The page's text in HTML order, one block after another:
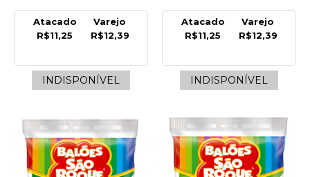
Balao Liso 7.0 Prata C/50
Un São Roque - Pacote
COMPRAR
COMPARAR
Atacado
R$11,25
Varejo
R$12,39
INDISPONÍVEL
Atacado
R$11,25
Varejo
R$12,39
INDISPONÍVEL